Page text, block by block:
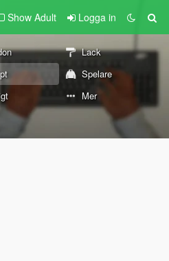
Show Adult Logga in
Lack
Spelare
Mer